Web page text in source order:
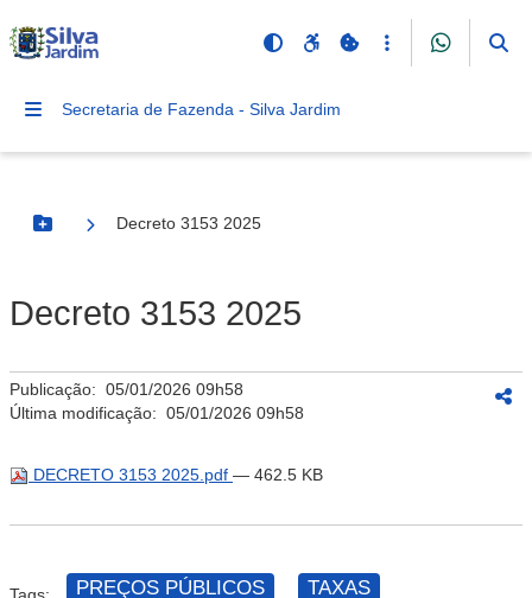
Secretaria de Fazenda - Silva Jardim
Botão Menu
Decreto 3153 2025
Decreto 3153 2025
Publicação: 05/01/2026 09h58
Última modificação: 05/01/2026 09h58
DECRETO 3153 2025.pdf — 462.5 KB
PREÇOS PÚBLICOS TAXAS